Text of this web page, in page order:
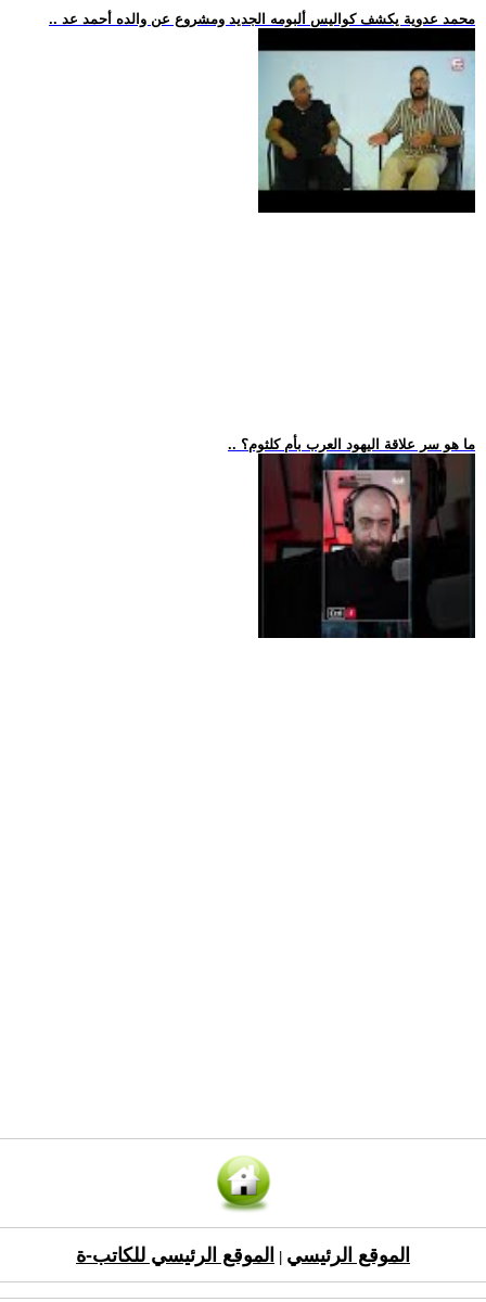
.. محمد عدوية يكشف كواليس ألبومه الجديد ومشروع عن والده أحمد عد
.. ما هو سر علاقة اليهود العرب بأم كلثوم؟
الموقع الرئيسي الموقع الرئيسي للكاتب-ة